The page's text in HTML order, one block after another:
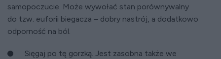
samopoczucie. Może wywołać stan porównywalny
do tzw. euforii biegacza – dobry nastrój, a dodatkowo
odporność na ból.
Sięgaj po tę gorzką. Jest zasobna także we